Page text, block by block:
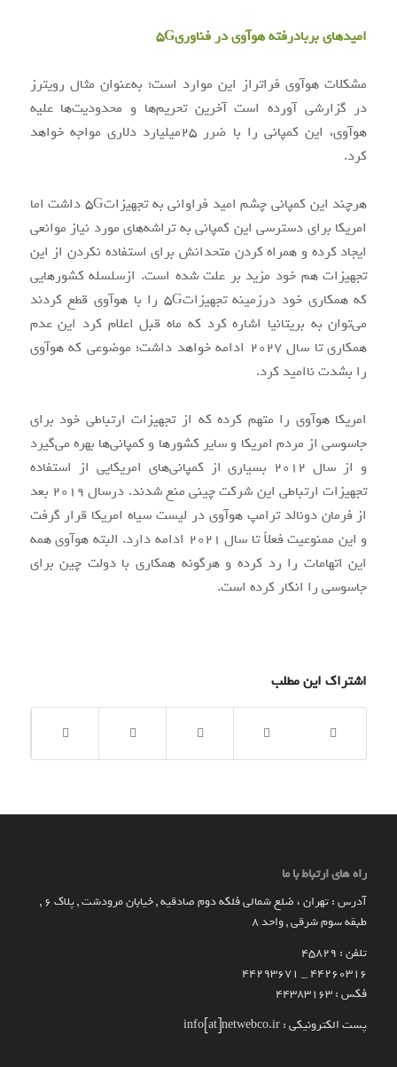
امیدهای بربادرفته هوآوی در فناوری۵G
مشکلات هوآوی فراتراز این موارد است؛ به‌عنوان مثال رویترز
در گزارشی آورده است آخرین تحریم‌ها و محدودیت‌ها علیه
هوآوی، این کمپانی را با ضرر ۲۵میلیارد دلاری مواجه خواهد
کرد.
هرچند این کمپانی چشم امید فراوانی به تجهیزات۵G داشت اما
امریکا برای دسترسی این کمپانی به تراشه‌های مورد نیاز موانعی
ایجاد کرده و همراه کردن متحدانش برای استفاده نکردن از این
تجهیزات هم خود مزید بر علت شده است. ازسلسله کشورهایی
که همکاری خود درزمینه تجهیزات۵G را با هوآوی قطع کردند
می‌توان به بریتانیا اشاره کرد که ماه قبل اعلام کرد این عدم
همکاری تا سال ۲۰۲۷ ادامه خواهد داشت؛ موضوعی که هوآوی
را بشدت ناامید کرد.
امریکا هوآوی را متهم کرده که از تجهیزات ارتباطی خود برای
جاسوسی از مردم امریکا و سایر کشورها و کمپانی‌ها بهره می‌گیرد
و از سال ۲۰۱۲ بسیاری از کمپانی‌های امریکایی از استفاده
تجهیزات ارتباطی این شرکت چینی منع شدند. درسال ۲۰۱۹ بعد
از فرمان دونالد ترامپ هوآوی در لیست سیاه امریکا قرار گرفت
و این ممنوعیت فعلاً تا سال ۲۰۲۱ ادامه دارد. البته هوآوی همه
این اتهامات را رد کرده و هرگونه همکاری با دولت چین برای
جاسوسی را انکار کرده است.
اشتراک این مطلب
راه های ارتباط با ما
آدرس : تهران ، ضلع شمالی فلکه دوم صادقیه , خیابان مرودشت , پلاک ۶ ,
طبقه سوم شرقی , واحد ۸
تلفن : 45829
۴۴۲۶۰۳۱۶ _ 44293671
فکس : 44383163
پست الکترونیکی : info[at]netwebco.ir